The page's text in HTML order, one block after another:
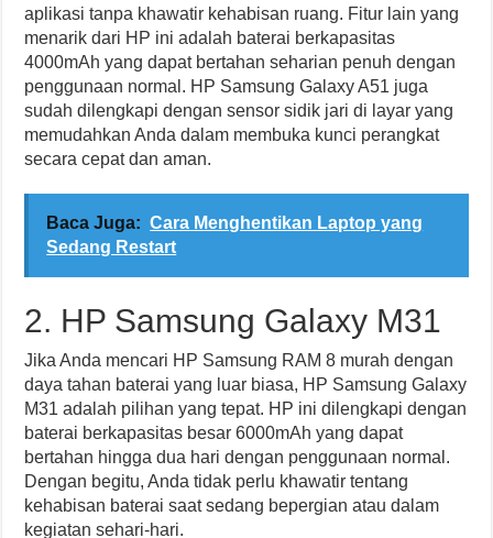
aplikasi tanpa khawatir kehabisan ruang. Fitur lain yang
menarik dari HP ini adalah baterai berkapasitas
4000mAh yang dapat bertahan seharian penuh dengan
penggunaan normal. HP Samsung Galaxy A51 juga
sudah dilengkapi dengan sensor sidik jari di layar yang
memudahkan Anda dalam membuka kunci perangkat
secara cepat dan aman.
Baca Juga: Cara Menghentikan Laptop yang
Sedang Restart
2. HP Samsung Galaxy M31
Jika Anda mencari HP Samsung RAM 8 murah dengan
daya tahan baterai yang luar biasa, HP Samsung Galaxy
M31 adalah pilihan yang tepat. HP ini dilengkapi dengan
baterai berkapasitas besar 6000mAh yang dapat
bertahan hingga dua hari dengan penggunaan normal.
Dengan begitu, Anda tidak perlu khawatir tentang
kehabisan baterai saat sedang bepergian atau dalam
kegiatan sehari-hari.